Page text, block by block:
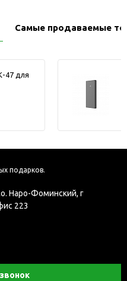
Самые продаваемые
47 для
подарков.
Наро-Фоминский, г
223